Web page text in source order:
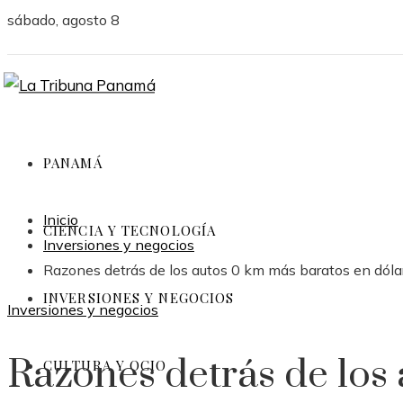
sábado, agosto 8
PANAMÁ
CIENCIA Y TECNOLOGÍA
INVERSIONES Y NEGOCIOS
CULTURA Y OCIO
Inicio
Inversiones y negocios
Razones detrás de los autos 0 km más baratos en
Inversiones y negocios
Razones detrás de